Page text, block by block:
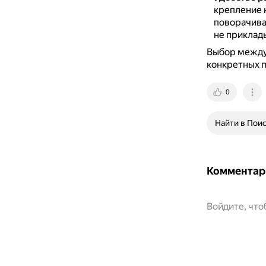
крепление
не
Выбор между
конкретных
0
Найти в
Войдите,